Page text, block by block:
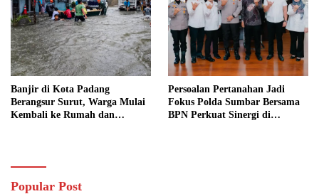
Banjir di Kota Padang
Berangsur Surut, Warga Mulai
Kembali ke Rumah dan
Persoalan Pertanahan Jadi
Fokus Polda Sumbar Bersama
BPN Perkuat Sinergi di
Popular Post